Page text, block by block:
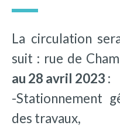
La circulation
suit : rue de
au 28 avril 2023 :
-Stationnement
des travaux,